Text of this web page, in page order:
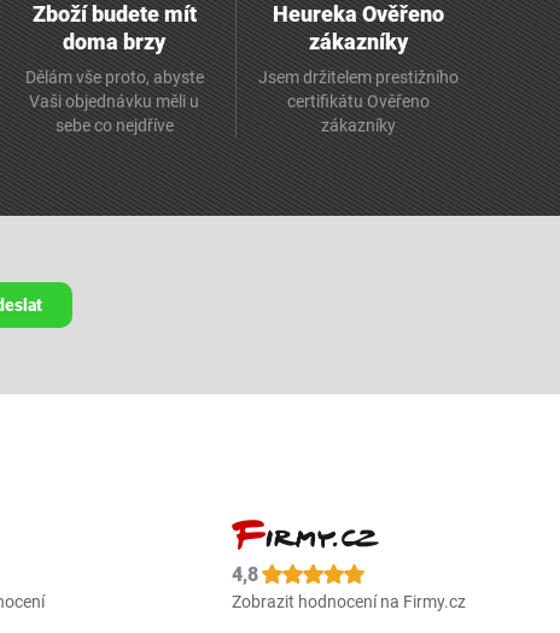
Zboží budete mít
doma brzy
Dělám vše proto, abyste
Vaši objednávku měli u
sebe co nejdříve
Heureka Ověřeno
zákazníky
Jsem držitelem prestižního
certifikátu Ověřeno
zákazníky
4,8
Zobrazit hodnocení na Firmy.cz